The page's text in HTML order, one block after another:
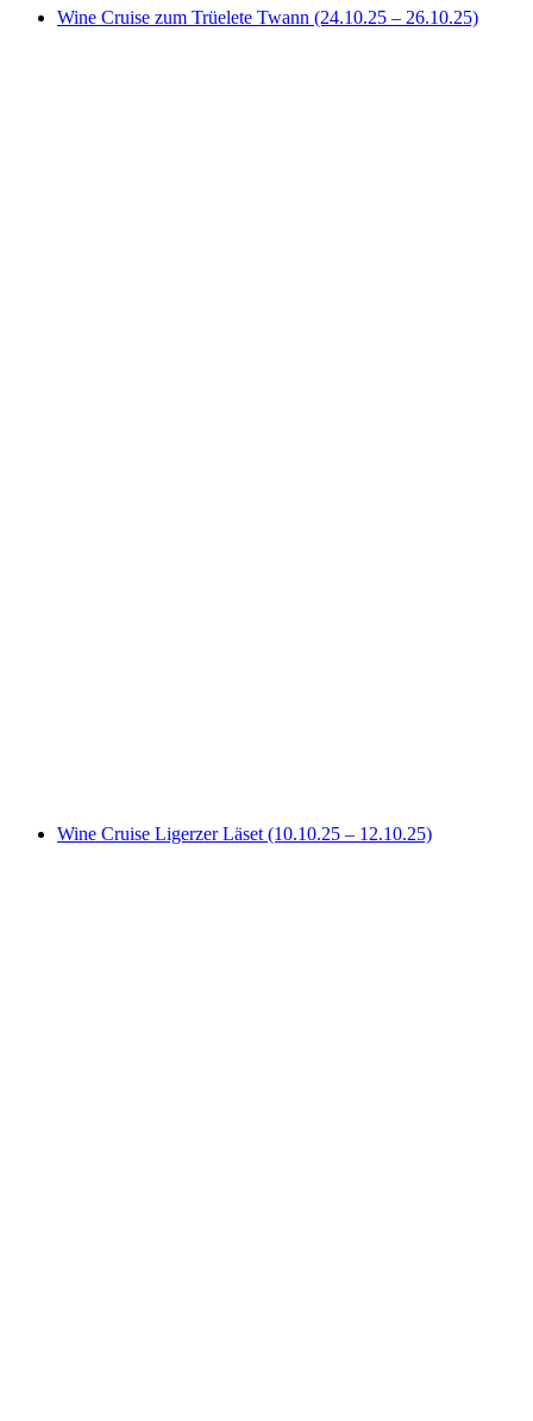
Wine Cruise zum Trüelete Twann (24.10.25 – 26.10.25)
Wine Cruise Ligerzer Läset (10.10.25 – 12.10.25)